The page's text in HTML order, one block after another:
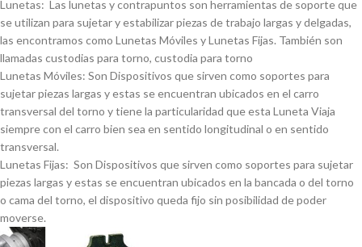
Lunetas: Las lunetas y contrapuntos son herramientas de soporte que
se utilizan para sujetar y estabilizar piezas de trabajo largas y delgadas,
las encontramos como Lunetas Móviles y Lunetas Fijas. También son
llamadas custodias para torno, custodia para torno
Lunetas Móviles: Son Dispositivos que sirven como soportes para
sujetar piezas largas y estas se encuentran ubicados en el carro
transversal del torno y tiene la particularidad que esta Luneta Viaja
siempre con el carro bien sea en sentido longitudinal o en sentido
transversal.
Lunetas Fijas: Son Dispositivos que sirven como soportes para sujetar
piezas largas y estas se encuentran ubicados en la bancada o del torno
o cama del torno, el dispositivo queda fijo sin posibilidad de poder
moverse.